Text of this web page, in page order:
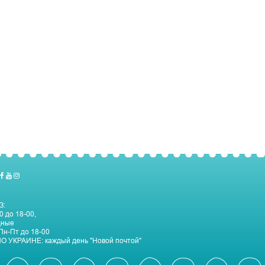
до 18-00,
Пн-Пт до 18-00
УКРАИНЕ: каждый день "Новой почтой"